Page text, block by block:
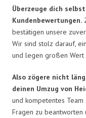
Überzeuge dich
Kundenbewertungen.
bestätigen unsere
Wir sind stolz darauf,
und legen großen
Also zögere nicht
deinen Umzug von
und kompetentes
Fragen zu beantworten